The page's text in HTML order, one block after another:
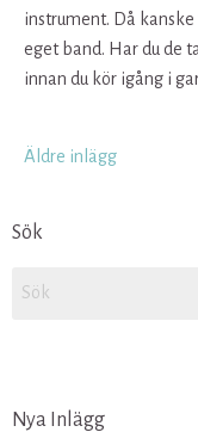
instrument. Då
eget band. Har du de
innan du kör igång i
Inläggsnavigering
Äldre inlägg
Sök
Nya Inlägg